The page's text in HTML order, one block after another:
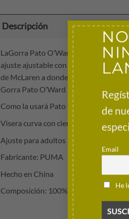
de
Email
He
Descripción
LaGorra Pato O’Ward Indy 500 2026,
ajuste ajustable con cierre de clic, y
de McLaren a donde vayas.
Gorra Pato O’Ward Indy 500 2026
Como la usará Pato O’Ward en
Visera curva con cierre ajustable en la
Ajuste para adultos
Fabricante: PUMA
Hecho en China
Composición: 100% poliéster